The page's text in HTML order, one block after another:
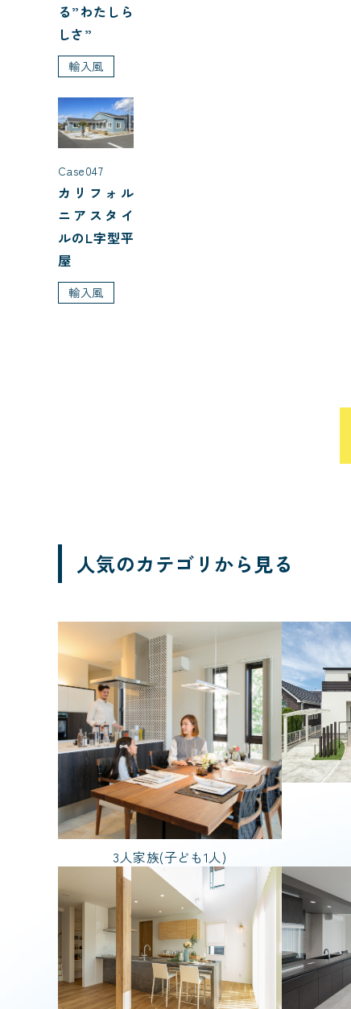
る”わたしら
しさ”
輸入風
Case047
カリフォル
ニアスタイ
ルのL字型平
屋
輸入風
人気のカテゴリから見る
3人家族(子ども1人)
エリア
千葉県
ブランド
FREEDIA
価格帯
1,000万円台
部屋数